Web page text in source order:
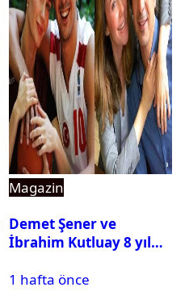
Magazin
Demet Şener ve
İbrahim Kutluay 8 yıl
Ailece Yunanistan
1 hafta önce